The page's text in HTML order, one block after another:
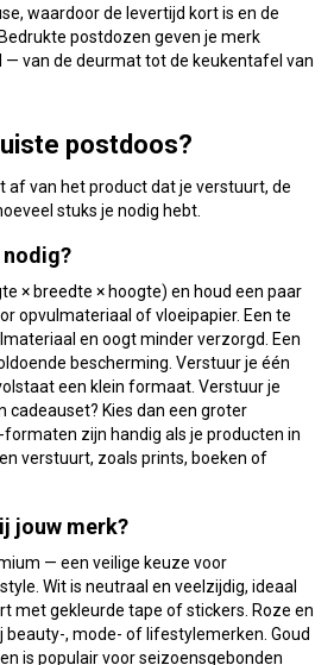
waardoor de levertijd kort is en de
postdozen geven je merk
van de deurmat tot de keukentafel van
postdoos?
af van het product dat je verstuurt, de
stuks je nodig hebt.
nodig?
× breedte × hoogte) en houd een paar
opvulmateriaal of vloeipapier. Een te
en oogt minder verzorgd. Een
bescherming. Verstuur je één
een klein formaat. Verstuur je
cadeauset? Kies dan een groter
zijn handig als je producten in
verstuurt, zoals prints, boeken of
jouw merk?
— een veilige keuze voor
Wit is neutraal en veelzijdig, ideaal
met gekleurde tape of stickers. Roze en
beauty-, mode- of lifestylemerken. Goud
is populair voor seizoensgebonden